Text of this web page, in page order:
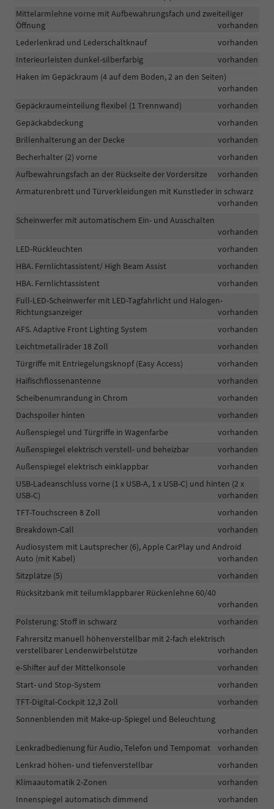
Mittelarmlehne vorne mit Aufbewahrungsfach und zweiteiliger
Öffnung
vorhanden
Lederlenkrad und Lederschaltknauf
vorhanden
Interieurleisten dunkel-silberfarbig
vorhanden
Haken im Gepäckraum (4 auf dem Boden, 2 an den Seiten)
vorhanden
Gepäckraumeinteilung flexibel (1 Trennwand)
vorhanden
Gepäckabdeckung
vorhanden
Brillenhalterung an der Decke
vorhanden
Becherhalter (2) vorne
vorhanden
Aufbewahrungsfach an der Rückseite der Vordersitze
vorhanden
Armaturenbrett und Türverkleidungen mit Kunstleder in schwarz
vorhanden
Scheinwerfer mit automatischem Ein- und Ausschalten
vorhanden
LED-Rückleuchten
vorhanden
HBA. Fernlichtassistent/ High Beam Assist
vorhanden
HBA. Fernlichtassistent
vorhanden
Full-LED-Scheinwerfer mit LED-Tagfahrlicht und Halogen-
Richtungsanzeiger
vorhanden
AFS. Adaptive Front Lighting System
vorhanden
Leichtmetallräder 18 Zoll
vorhanden
Türgriffe mit Entriegelungsknopf (Easy Access)
vorhanden
Haifischflossenantenne
vorhanden
Scheibenumrandung in Chrom
vorhanden
Dachspoiler hinten
vorhanden
Außenspiegel und Türgriffe in Wagenfarbe
vorhanden
Außenspiegel elektrisch verstell- und beheizbar
vorhanden
Außenspiegel elektrisch einklappbar
vorhanden
USB-Ladeanschluss vorne (1 x USB-A, 1 x USB-C) und hinten (2 x
USB-C)
vorhanden
TFT-Touchscreen 8 Zoll
vorhanden
Breakdown-Call
vorhanden
Audiosystem mit Lautsprecher (6), Apple CarPlay und Android
Auto (mit Kabel)
vorhanden
Sitzplätze (5)
vorhanden
Rücksitzbank mit teilumklappbarer Rückenlehne 60/40
vorhanden
Polsterung: Stoff in schwarz
vorhanden
Fahrersitz manuell höhenverstellbar mit 2-fach elektrisch
verstellbarer Lendenwirbelstütze
vorhanden
e-Shifter auf der Mittelkonsole
vorhanden
Start- und Stop-System
vorhanden
TFT-Digital-Cockpit 12,3 Zoll
vorhanden
Sonnenblenden mit Make-up-Spiegel und Beleuchtung
vorhanden
Lenkradbedienung für Audio, Telefon und Tempomat
vorhanden
Lenkrad höhen- und tiefenverstellbar
vorhanden
Klimaautomatik 2-Zonen
vorhanden
Innenspiegel automatisch dimmend
vorhanden